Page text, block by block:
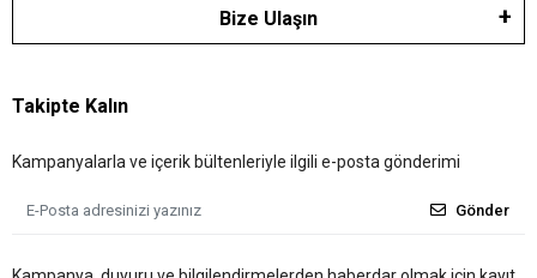
Bize Ulaşın
Takipte Kalın
Kampanyalarla ve içerik bültenleriyle ilgili e-posta gönderimi
Gönder